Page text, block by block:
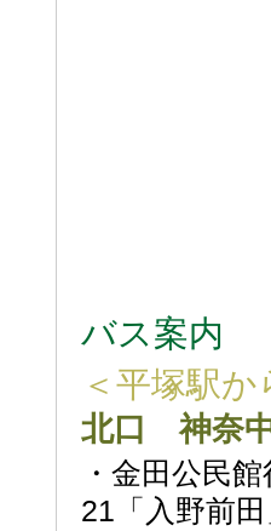
バス案内
＜平塚駅か
北口 神奈
・金田公民
21「入野前